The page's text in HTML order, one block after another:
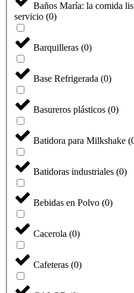
Baños María: la comida
servicio (0)
Barquilleras (0)
Base Refrigerada (0)
Basureros plásticos (0)
Batidora para Milkshake (
Batidoras industriales (0)
Bebidas en Polvo (0)
Cacerola (0)
Cafeteras (0)